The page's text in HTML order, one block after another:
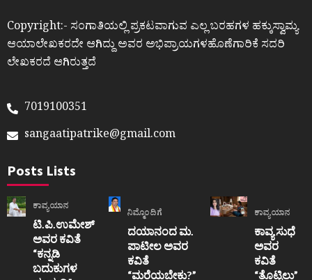
Copyright:- ಸಂಗಾತಿಯಲ್ಲಿ ಪ್ರಕಟವಾಗುವ ಎಲ್ಲ ಬರಹಗಳ ಹಕ್ಕುಸ್ವಾಮ್ಯ
ಆಯಾಲೇಖಕರದೇ ಆಗಿದ್ದು ಅವರ ಅಭಿಪ್ರಾಯಗಳಹೊಣೆಗಾರಿಕೆ ಸದರಿ
ಲೇಖಕರದೆ ಆಗಿರುತ್ತದೆ
7019100351
sangaatipatrike@gmail.com
Posts Lists
ಕಾವ್ಯಯಾನ
ಟಿ.ಪಿ.ಉಮೇಶ್
ಅವರ ಕವಿತೆ
“ಕನ್ನಡಿ
ಬದುಕುಗಳ
ನಿಮ್ಮೊಂದಿಗೆ
ದಯಾನಂದ ಮ.
ಪಾಟೀಲ ಅವರ
ಕವಿತೆ
“ಮರೆಯಬೇಕು?”
ಕಾವ್ಯಯಾನ
ಕಾವ್ಯ ಸುಧೆ
ಅವರ
ಕವಿತೆ
“ತೊಟ್ಟಿಲು”